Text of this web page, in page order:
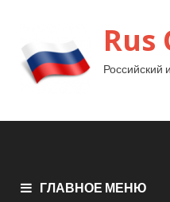
Rus
ГЛАВНОЕ МЕНЮ